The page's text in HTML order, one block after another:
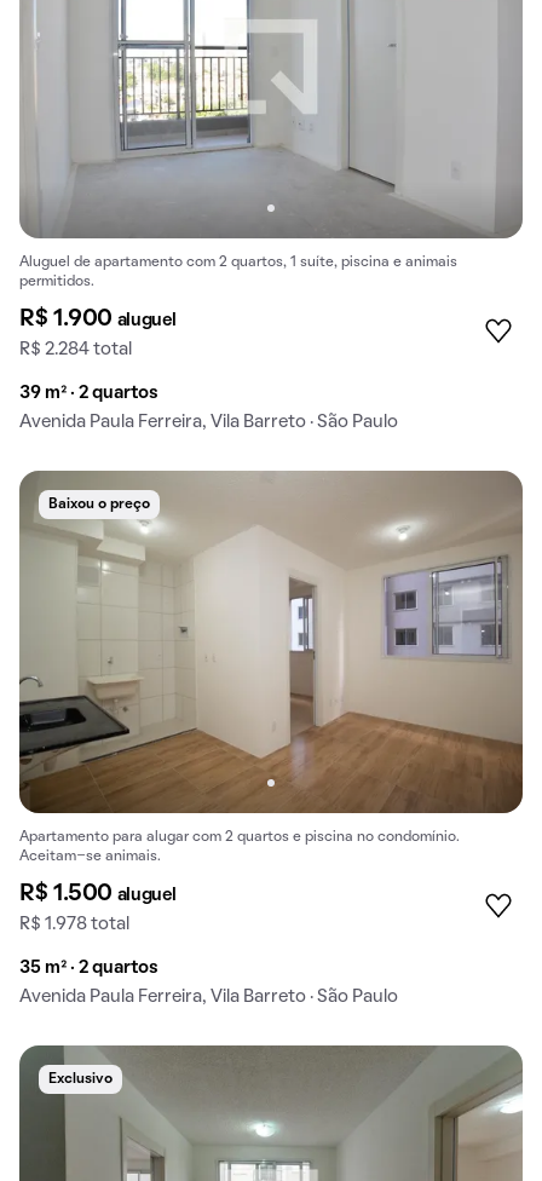
Aluguel de apartamento com 2 quartos, 1 suíte, piscina e animais
permitidos.
R$ 1.900 aluguel
R$ 2.284 total
39 m² · 2 quartos
Avenida Paula Ferreira, Vila Barreto · São Paulo
Baixou o preço
Apartamento para alugar com 2 quartos e piscina no condomínio.
Aceitam-se animais.
R$ 1.500 aluguel
R$ 1.978 total
35 m² · 2 quartos
Avenida Paula Ferreira, Vila Barreto · São Paulo
Exclusivo